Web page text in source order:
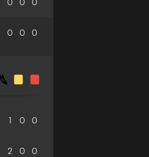
0 0 0
1 0 0
2 0 0